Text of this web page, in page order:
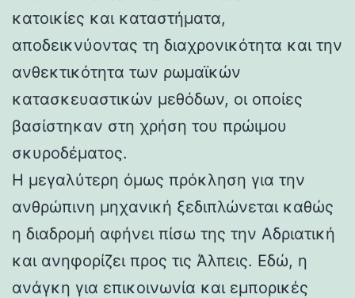
κατοικίες και καταστήματα,
αποδεικνύοντας τη διαχρονικότητα και την
ανθεκτικότητα των ρωμαϊκών
κατασκευαστικών μεθόδων, οι οποίες
βασίστηκαν στη χρήση του πρώιμου
σκυροδέματος.
Η μεγαλύτερη όμως πρόκληση για την
ανθρώπινη μηχανική ξεδιπλώνεται καθώς
η διαδρομή αφήνει πίσω της την Αδριατική
και ανηφορίζει προς τις Άλπεις. Εδώ, η
ανάγκη για επικοινωνία και εμπορικές